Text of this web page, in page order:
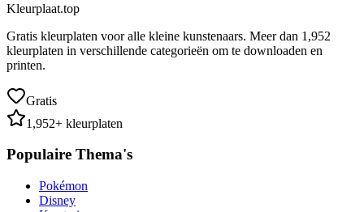
Kleurplaat.top
Gratis kleurplaten voor alle kleine kunstenaars. Meer dan 1,952
kleurplaten in verschillende categorieën om te downloaden en
printen.
Gratis
1,952+ kleurplaten
Populaire Thema's
Pokémon
Disney